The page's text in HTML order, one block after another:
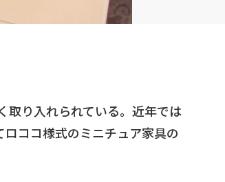
取り入れられている。近年では
ココ様式のミニチュア家具の